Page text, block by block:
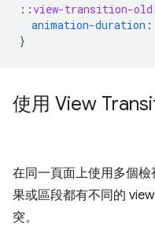
::view-transition-old
animation-duration :
}
使用 View
在同一頁面上使用多個
果或區段都有不同的
突。